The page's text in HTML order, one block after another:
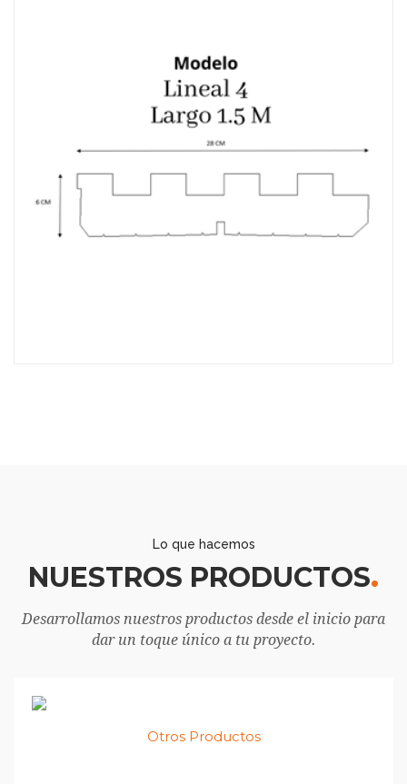
Lo que hacemos
NUESTROS PRODUCTOS
Desarrollamos nuestros productos desde el inicio para
dar un toque único a tu proyecto.
Otros Productos